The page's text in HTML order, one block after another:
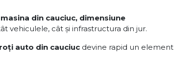
din cauciuc, dimensiune
vehiculele, cât și infrastructura din jur.
auto din cauciuc devine rapid un element